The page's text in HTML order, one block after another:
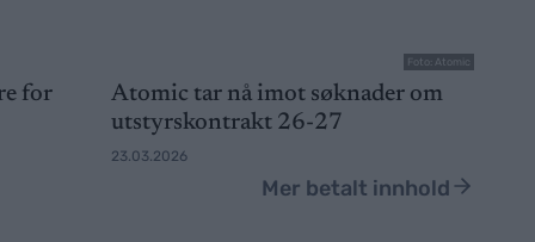
for
Foto: Atomic
Atomic tar nå imot søknader om
utstyrskontrakt 26-27
23.03.2026
Mer betalt innhold